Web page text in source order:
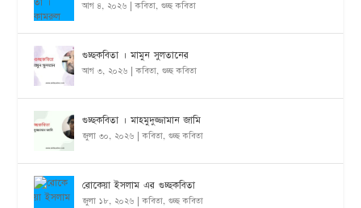
আগ ৪, ২০২৬ |কবিতা,গুচ্ছ কবিতা
গুচ্ছকবিতা । মামুন সুলতানের
আগ ৩, ২০২৬ |কবিতা,গুচ্ছ কবিতা
গুচ্ছকবিতা । মাহমুদুজ্জামান জামি
জুলা ৩০, ২০২৬ |কবিতা,গুচ্ছ কবিতা
রোকেয়া ইসলাম এর গুচ্ছকবিতা
জুলা ১৮, ২০২৬ |কবিতা,গুচ্ছ কবিতা